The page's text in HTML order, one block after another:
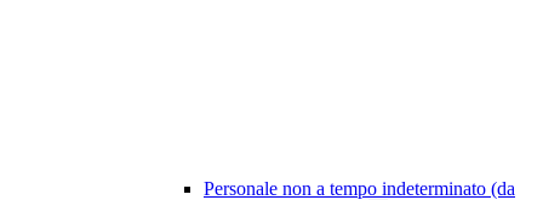
Personale non a tempo indeterminato (da